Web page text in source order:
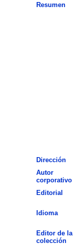
Resumen
Dirección
Autor
corporativo
Editorial
Idioma
Editor de la
colección